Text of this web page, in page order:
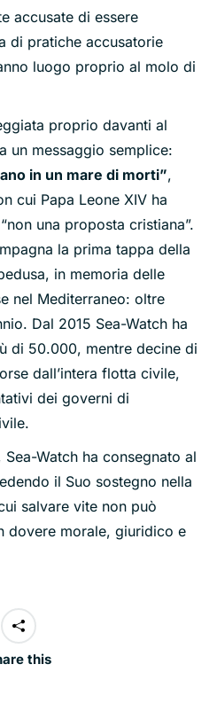
accusate di essere
di pratiche accusatorie
luogo proprio al molo di
proprio davanti al
un messaggio semplice:
in un mare di morti”,
cui Papa Leone XIV ha
una proposta cristiana”.
la prima tappa della
in memoria delle
nel Mediterraneo: oltre
Dal 2015 Sea-Watch ha
di 50.000, mentre decine di
dall’intera flotta civile,
dei governi di
Watch ha consegnato al
il Suo sostegno nella
salvare vite non può
dovere morale, giuridico e
this